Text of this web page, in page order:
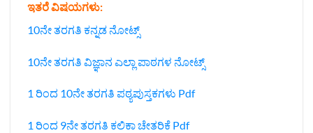
ಇತರೆ ವಿಷಯಗಳು:
10ನೇ ತರಗತಿ ಕನ್ನಡ ನೋಟ್ಸ್
10ನೇ ತರಗತಿ ವಿಜ್ಞಾನ ಎಲ್ಲಾ ಪಾಠಗಳ ನೋಟ್ಸ್‌
1 ರಿಂದ 10ನೇ ತರಗತಿ ಪಠ್ಯಪುಸ್ತಕಗಳು Pdf
1 ರಿಂದ 9ನೇ ತರಗತಿ ಕಲಿಕಾ ಚೇತರಿಕೆ Pdf